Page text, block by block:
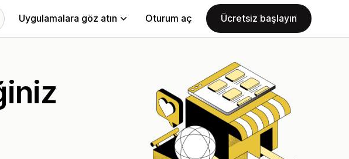
Uygulamalara göz atın Oturum aç Ücretsiz başlayın